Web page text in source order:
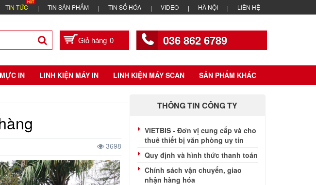
TIN TỨC TIN SẢN PHẨM TIN SỐ HÓA VIDEO HÀ NỘI LIÊN HỆ
0 036 862 6789
MỰC IN LINH KIỆN MÁY IN LINH KIỆN MÁY SCAN SẢN PHẨM KHÁC
3698
THÔNG TIN CÔNG TY
VIETBIS - Đơn vị cung cấp và cho
thuê thiết bị văn phòng uy tín
Quy định và hình thức thanh toán
Chính sách vận chuyển, giao
nhận hàng hóa